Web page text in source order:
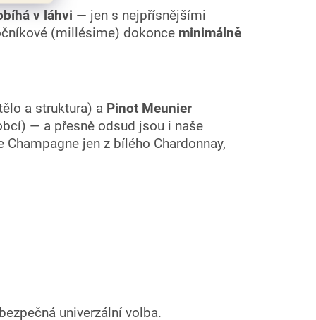
v láhvi — jen s nejpřísnějšími
(millésime) dokonce minimálně
a struktura) a Pinot Meunier
— a přesně odsud jsou i naše
jen z bílého Chardonnay,
univerzální volba.